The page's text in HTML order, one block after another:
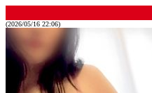
(2026/05/16 22:06)